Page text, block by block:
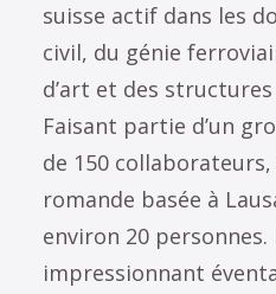
suisse actif dans les
civil, du génie
d’art et des
Faisant partie d’un
de 150
romande basée à
environ 20 personnes.
impressionnant